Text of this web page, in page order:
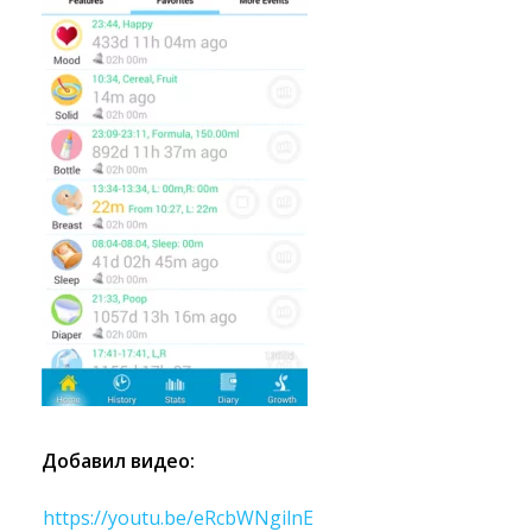
Добавил видео:
https://youtu.be/eRcbWNgilnE